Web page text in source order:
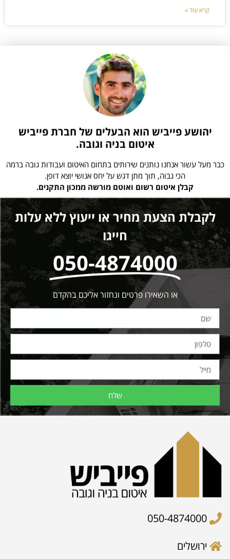
קרא עוד »
יהושע פייביש הוא הבעלים של חברת פייביש
איטום בניה וגובה.
כבר מעל עשור אנחנו נותנים שירותים בתחום האיטום ועבודות גובה ברמה
הכי גבוה, תוך מתן דגש על יחס אנושי יוצא דופן.
קבלן איטום רשום ואוטם מורשה ממכון התקנים.
לקבלת הצעת מחיר או ייעוץ ללא עלות
חייגו
050-4874000
או השאירו פרטים ונחזור אליכם בהקדם
שלח
050-4874000
ירושלים